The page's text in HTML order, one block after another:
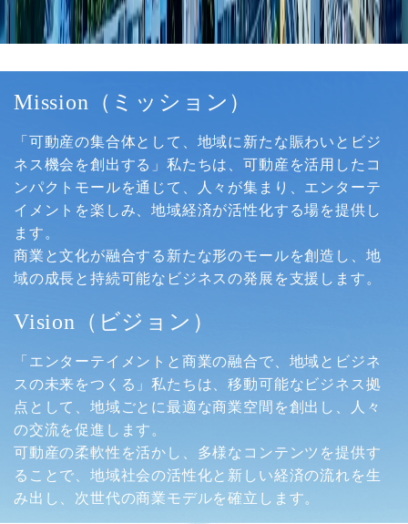
Mission（ミッション）
「可動産の集合体として、地域に新たな賑わいとビジ
ネス機会を創出する」私たちは、可動産を活用したコ
ンパクトモールを通じて、人々が集まり、エンターテ
イメントを楽しみ、地域経済が活性化する場を提供し
ます。
商業と文化が融合する新たな形のモールを創造し、地
域の成長と持続可能なビジネスの発展を支援します。
Vision（ビジョン）
「エンターテイメントと商業の融合で、地域とビジネ
スの未来をつくる」私たちは、移動可能なビジネス拠
点として、地域ごとに最適な商業空間を創出し、人々
の交流を促進します。
可動産の柔軟性を活かし、多様なコンテンツを提供す
ることで、地域社会の活性化と新しい経済の流れを生
み出し、次世代の商業モデルを確立します。